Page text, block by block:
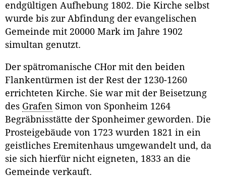
endgültigen Aufhebung 1802. Die Kirche selbst
wurde bis zur Abfindung der evangelischen
Gemeinde mit 20000 Mark im Jahre 1902
simultan genutzt.
Der spätromanische CHor mit den beiden
Flankentürmen ist der Rest der 1230-1260
errichteten Kirche. Sie war mit der Beisetzung
des Grafen Simon von Sponheim 1264
Begräbnisstätte der Sponheimer geworden. Die
Prosteigebäude von 1723 wurden 1821 in ein
geistliches Eremitenhaus umgewandelt und, da
sie sich hierfür nicht eigneten, 1833 an die
Gemeinde verkauft.